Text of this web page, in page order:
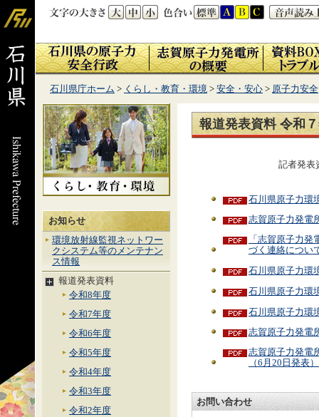
石川県庁ホーム > くらし・教育・環境 > 安全・安心 > 原子力安全
お知らせ
環境放射線監視ネットワー
クシステム等のメンテナン
ス情報
報道発表資料
令和8年度
令和7年度
令和6年度
令和5年度
令和4年度
令和3年度
令和2年度
報道発表資料 令和
記者発表
石川県原子力環
志賀原子力発電
「志賀原子力
づく連絡につい
石川県原子力環
石川県原子力環
石川県原子力環
志賀原子力発電
志賀原子力発電
（6月20日発表）
お問い合わせ